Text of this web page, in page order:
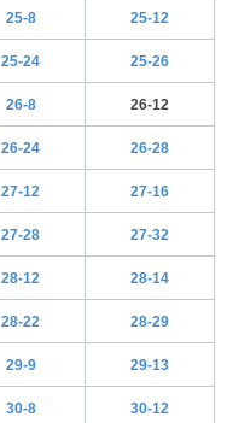
25-8 25-12
25-24 25-26
26-8 26-12
26-24 26-28
27-12 27-16
27-28 27-32
28-12 28-14
28-22 28-29
29-9 29-13
30-8 30-12